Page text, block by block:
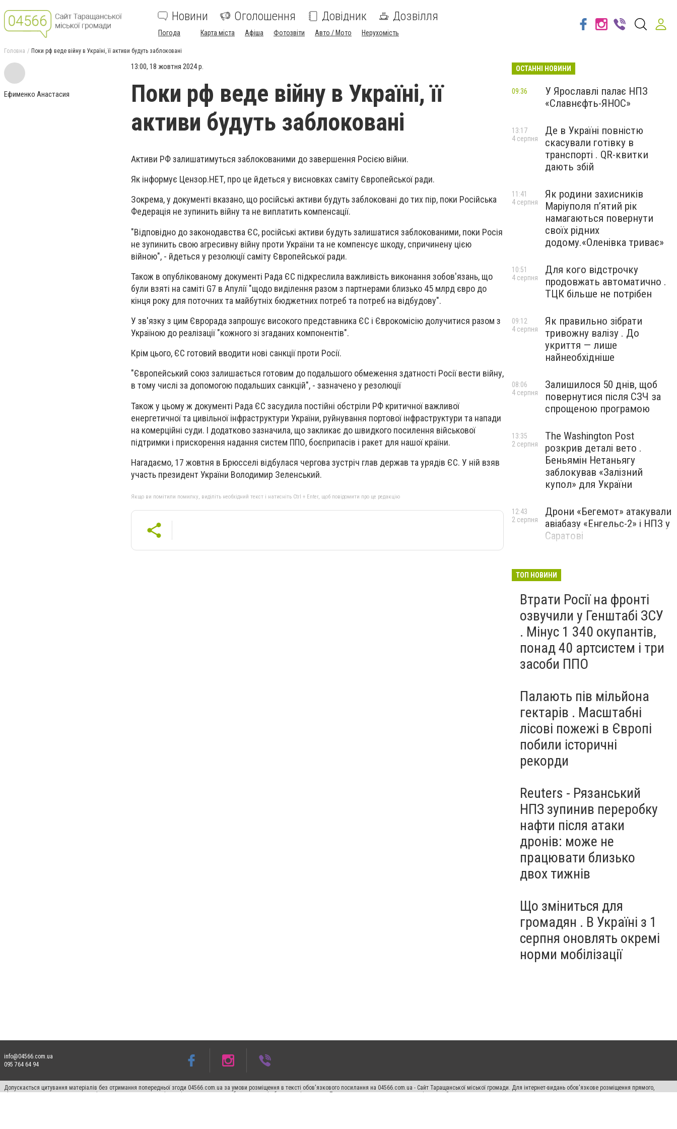
Новини Оголошення Довідник Дозвілля
Погода Карта міста Афіша Фотозвіти Авто / Мото Нерухомість
Головна Поки рф веде війну в Україні, її активи будуть заблоковані
Ефименко Анастасия
13:00, 18 жовтня 2024 р.
Поки рф веде війну в Україні, її
активи будуть заблоковані
Активи РФ залишатимуться заблокованими до завершення Росією війни.
Як інформує Цензор.НЕТ, про це йдеться у висновках саміту Європейської ради.
Зокрема, у документі вказано, що російські активи будуть заблоковані до тих пір, поки Російська
Федерація не зупинить війну та не виплатить компенсації.
"Відповідно до законодавства ЄС, російські активи будуть залишатися заблокованими, поки Росія
не зупинить свою агресивну війну проти України та не компенсує шкоду, спричинену цією
війною", - йдеться у резолюції саміту Європейської ради.
Також в опублікованому документі Рада ЄС підкреслила важливість виконання зобов'язань, що
були взяті на саміті G7 в Апулії "щодо виділення разом з партнерами близько 45 млрд євро до
кінця року для поточних та майбутніх бюджетних потреб та потреб на відбудову".
У зв'язку з цим Єврорада запрошує високого представника ЄС і Єврокомісію долучитися разом з
Україною до реалізації "кожного зі згаданих компонентів".
Крім цього, ЄС готовий вводити нові санкції проти Росії.
"Європейський союз залишається готовим до подальшого обмеження здатності Росії вести війну,
в тому числі за допомогою подальших санкцій", - зазначено у резолюції
Також у цьому ж документі Рада ЄС засудила постійні обстріли РФ критичної важливої
енергетичної та цивільної інфраструктури України, руйнування портової інфраструктури та напади
на комерційні суди. І додатково зазначила, що закликає до швидкого посилення військової
підтримки і прискорення надання систем ППО, боєприпасів і ракет для нашої країни.
Нагадаємо, 17 жовтня в Брюсселі відбулася чергова зустріч глав держав та урядів ЄС. У ній взяв
участь президент України Володимир Зеленський.
Якщо ви помітили помилку, виділіть необхідний текст і натисніть Ctrl + Enter, щоб повідомити про це редакцію
ОСТАННІ НОВИНИ
У Ярославлі палає НПЗ
«Славнєфть-ЯНОС»
09:36
Де в Україні повністю
скасували готівку в
транспорті . QR-квитки
дають збій
13:17
4 серпня
Як родини захисників
Маріуполя пʼятий рік
намагаються повернути
своїх рідних
додому.«Оленівка триває»
11:41
4 серпня
Для кого відстрочку
продовжать автоматично .
ТЦК більше не потрібен
10:51
4 серпня
Як правильно зібрати
тривожну валізу . До
укриття — лише
найнеобхідніше
09:12
4 серпня
Залишилося 50 днів, щоб
повернутися після СЗЧ за
спрощеною програмою
08:06
4 серпня
The Washington Post
розкрив деталі вето .
Беньямін Нетаньягу
заблокував «Залізний
купол» для України
13:35
2 серпня
Дрони «Бегемот» атакували
авіабазу «Енгельс-2» і НПЗ у
Саратові
12:43
2 серпня
ТОП НОВИНИ
Втрати Росії на фронті
озвучили у Генштабі ЗСУ
. Мінус 1 340 окупантів,
понад 40 артсистем і три
засоби ППО
Палають пів мільйона
гектарів . Масштабні
лісові пожежі в Європі
побили історичні
рекорди
Reuters - Рязанський
НПЗ зупинив переробку
нафти після атаки
дронів: може не
працювати близько
двох тижнів
Що зміниться для
громадян . В Україні з 1
серпня оновлять окремі
норми мобілізації
info@04566.com.ua
095 764 64 94
Допускається цитування матеріалів без отримання попередньої згоди 04566.com.ua за умови розміщення в тексті обов'язкового посилання на 04566.com.ua - Cайт Таращанської міської громади. Для інтернет-видань обов'язкове розміщення прямого,
відкритого для пошукових систем гіперпосилання на цитовані статті не нижче другого абзацу в тексті або в якості джерела. Порушення виняткових прав переслідується Законом.